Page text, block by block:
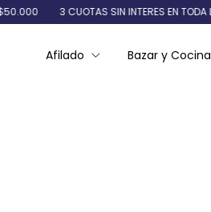
3 CUOTAS SIN INTERES EN TODA LA WEB
Afilado Bazar y Cocina